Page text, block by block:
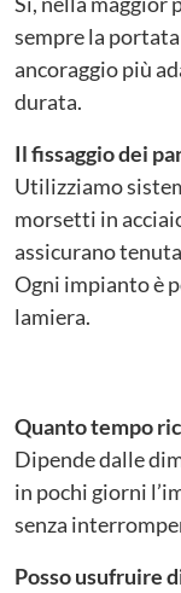
sempre la
ancoraggio più
durata.
Il fissaggio dei
Utilizziamo
morsetti in
assicurano
Ogni impianto è
lamiera.
Quanto tempo
Dipende dalle
in pochi giorni
senza
Posso usufruire